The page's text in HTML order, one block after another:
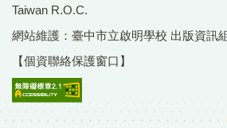
Taiwan R.O.C.
網站維護：臺中市立啟明學校 出版資訊
【個資聯絡保護窗口】